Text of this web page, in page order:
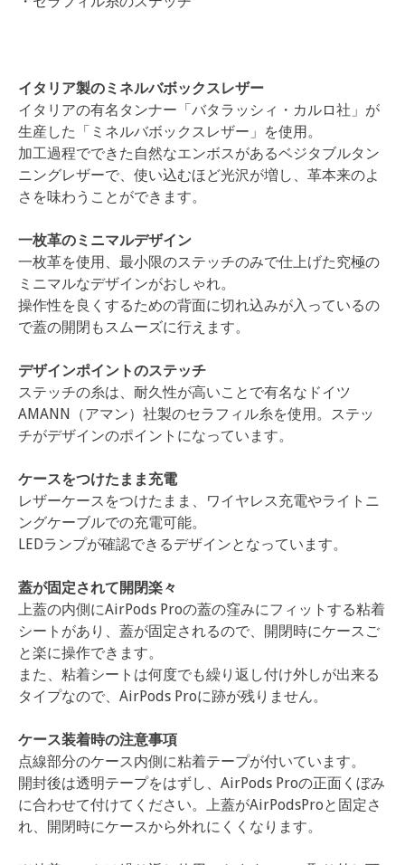
イタリア製のミネルバボックスレザー
イタリアの有名タンナー「バタラッシィ・カルロ社」が
生産した「ミネルバボックスレザー」を使用。
加工過程でできた自然なエンボスがあるベジタブルタン
ニングレザーで、使い込むほど光沢が増し、革本来のよ
さを味わうことができます。
一枚革のミニマルデザイン
一枚革を使用、最小限のステッチのみで仕上げた究極の
ミニマルなデザインがおしゃれ。
操作性を良くするための背面に切れ込みが入っているの
で蓋の開閉もスムーズに行えます。
デザインポイントのステッチ
ステッチの糸は、耐久性が高いことで有名なドイツ
AMANN（アマン）社製のセラフィル糸を使用。ステッ
チがデザインのポイントになっています。
ケースをつけたまま充電
レザーケースをつけたまま、ワイヤレス充電やライトニ
ングケーブルでの充電可能。
LEDランプが確認できるデザインとなっています。
蓋が固定されて開閉楽々
上蓋の内側にAirPods Proの蓋の窪みにフィットする粘着
シートがあり、蓋が固定されるので、開閉時にケースご
と楽に操作できます。
また、粘着シートは何度でも繰り返し付け外しが出来る
タイプなので、AirPods Proに跡が残りません。
ケース装着時の注意事項
点線部分のケース内側に粘着テープが付いています。
開封後は透明テープをはずし、AirPods Proの正面くぼみ
に合わせて付けてください。上蓋がAirPodsProと固定さ
れ、開閉時にケースから外れにくくなります。